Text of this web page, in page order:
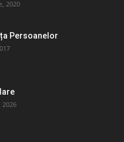
2020
Persoanelor
2026